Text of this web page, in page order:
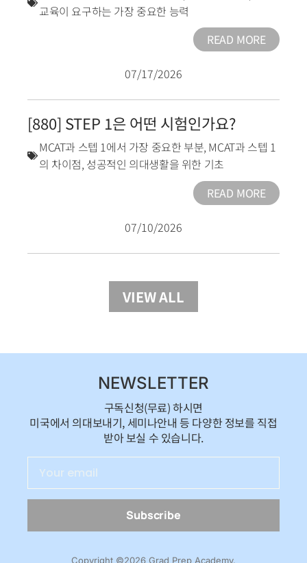
교육이 요구하는 가장 중요한 능력
READ MORE
07/17/2026
[880] STEP 1은 어떤 시험인가요?
MCAT과 스텝 1에서 가장 중요한 부분, MCAT과 스텝 1
의 차이점, 성공적인 의대생활을 위한 기초
READ MORE
07/10/2026
VIEW ALL
NEWSLETTER
구독신청(무료) 하시면
미국에서 의대보내기, 세미나안내 등 다양한 정보를 직접
받아 보실 수 있습니다.
Subscribe
Copyright ©2026 Grad Prep Academy.